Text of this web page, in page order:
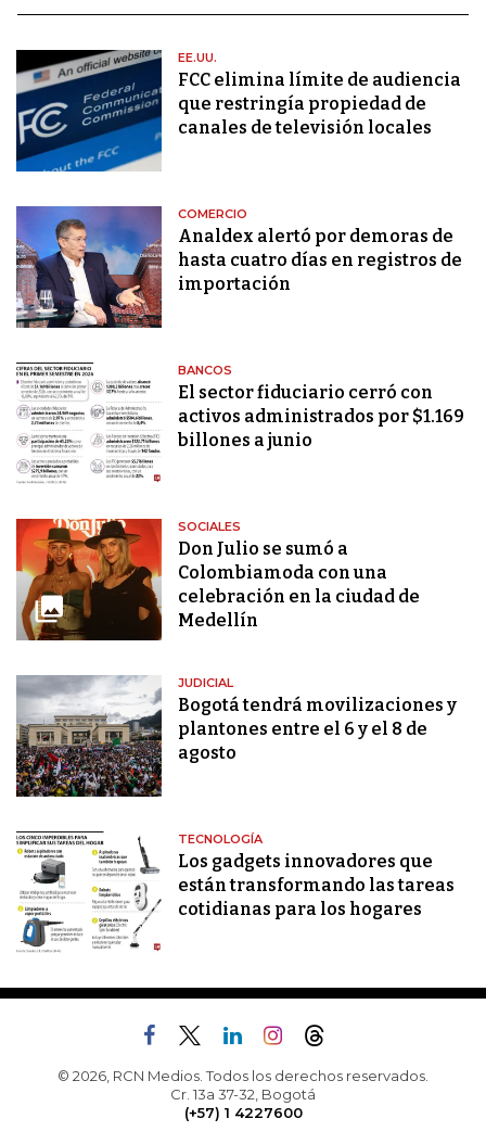
EE.UU.
FCC elimina límite de audiencia
que restringía propiedad de
canales de televisión locales
COMERCIO
Analdex alertó por demoras de
hasta cuatro días en registros de
importación
BANCOS
El sector fiduciario cerró con
activos administrados por $1.169
billones a junio
SOCIALES
Don Julio se sumó a
Colombiamoda con una
celebración en la ciudad de
Medellín
JUDICIAL
Bogotá tendrá movilizaciones y
plantones entre el 6 y el 8 de
agosto
TECNOLOGÍA
Los gadgets innovadores que
están transformando las tareas
cotidianas para los hogares
© 2026, RCN Medios. Todos los derechos reservados.
Cr. 13a 37-32, Bogotá
(+57) 1 4227600